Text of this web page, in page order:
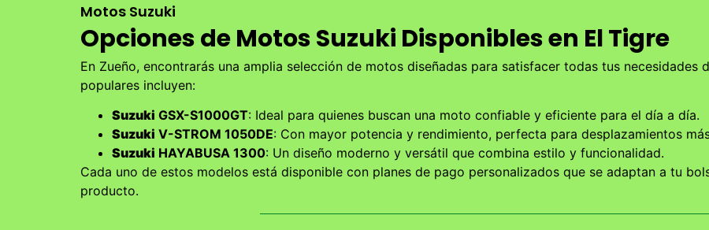
Motos Suzuki
Opciones de Motos Suzuki Disponibles en El Tigre
En Zueño, encontrarás una amplia selección de motos diseñadas para satisfacer todas tus
populares incluyen:
Suzuki GSX-S1000GT: Ideal para quienes buscan una moto confiable y eficiente para el día a día.
Suzuki V-STROM 1050DE: Con mayor potencia y rendimiento, perfecta para desplazamientos
Suzuki HAYABUSA 1300: Un diseño moderno y versátil que combina estilo y funcionalidad.
Cada uno de estos modelos está disponible con planes de pago personalizados que se adaptan a tu
producto.